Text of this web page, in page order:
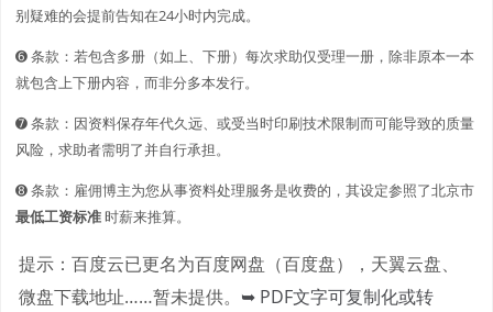
别疑难的会提前告知在24小时内完成。
➏ 条款：若包含多册（如上、下册）每次求助仅受理一册，除非原本一本
就包含上下册内容，而非分多本发行。
➐ 条款：因资料保存年代久远、或受当时印刷技术限制而可能导致的质量
风险，求助者需明了并自行承担。
➑ 条款：雇佣博主为您从事资料处理服务是收费的，其设定参照了北京市
最低工资标准时薪来推算。
提示：百度云已更名为百度网盘（百度盘），天翼云盘、
微盘下载地址……暂未提供。 ➥ PDF文字可复制化或转